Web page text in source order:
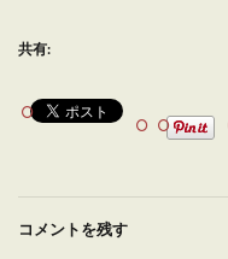
共有:
コメントを残す